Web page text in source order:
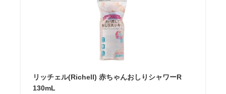
リッチェル(Richell) 赤ちゃんおしりシャワーR
130mL